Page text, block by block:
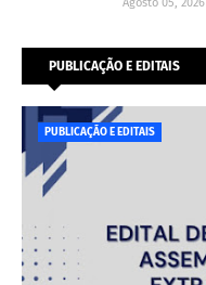
PUBLICAÇÃO E EDITAIS
PUBLICAÇÃO E EDITAIS